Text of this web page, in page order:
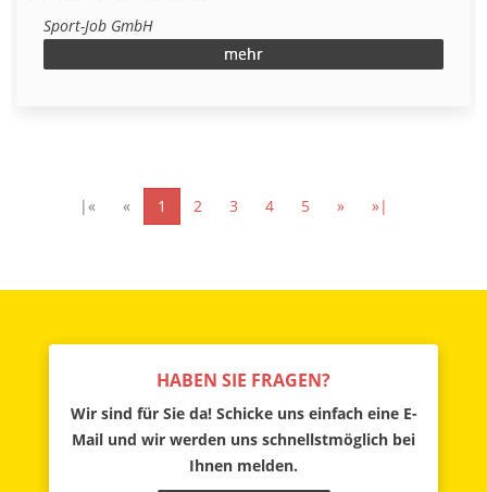
Sport-Job GmbH
mehr
|« « 1 2 3 4 5 » »|
HABEN SIE FRAGEN?
Wir sind für Sie da! Schicke uns einfach eine E-
Mail und wir werden uns schnellstmöglich bei
Ihnen melden.